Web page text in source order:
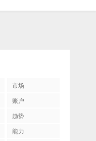
市场
账户
趋势
能力